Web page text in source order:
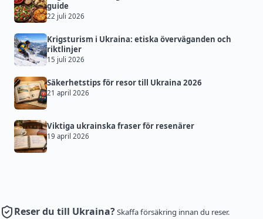
guide
22 juli 2026
Krigsturism i Ukraina: etiska överväganden och
riktlinjer
15 juli 2026
Säkerhetstips för resor till Ukraina 2026
21 april 2026
Viktiga ukrainska fraser för resenärer
19 april 2026
Reser du till Ukraina?Skaffa försäkring innan du reser.